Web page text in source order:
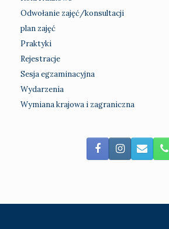
Odwołanie zajęć/konsultacji
plan zajęć
Praktyki
Rejestracje
Sesja egzaminacyjna
Wydarzenia
Wymiana krajowa i zagraniczna